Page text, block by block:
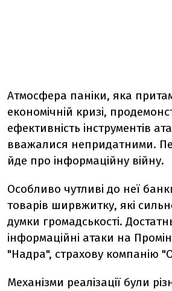
Атмосфера паніки, яка
економічній кризі,
ефективність інструментів
вважалися непридатними.
йде про інформаційну війну.
Особливо чутливі до неї
товарів ширвжитку, які
думки громадськості.
інформаційні атаки на
"Надра", страхову компанію
Механізми реалізації були